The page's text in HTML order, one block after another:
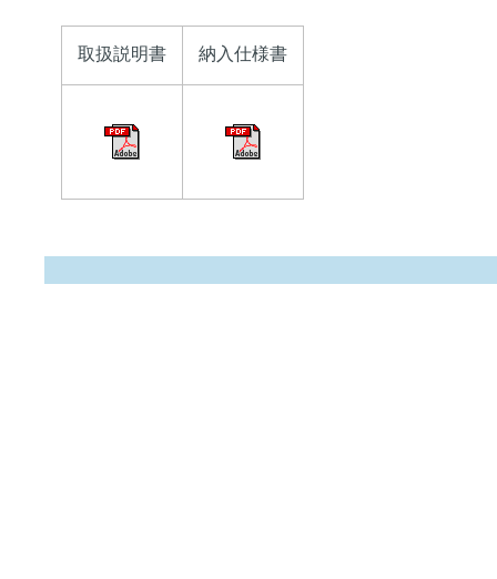
取扱説明書 納入仕様書